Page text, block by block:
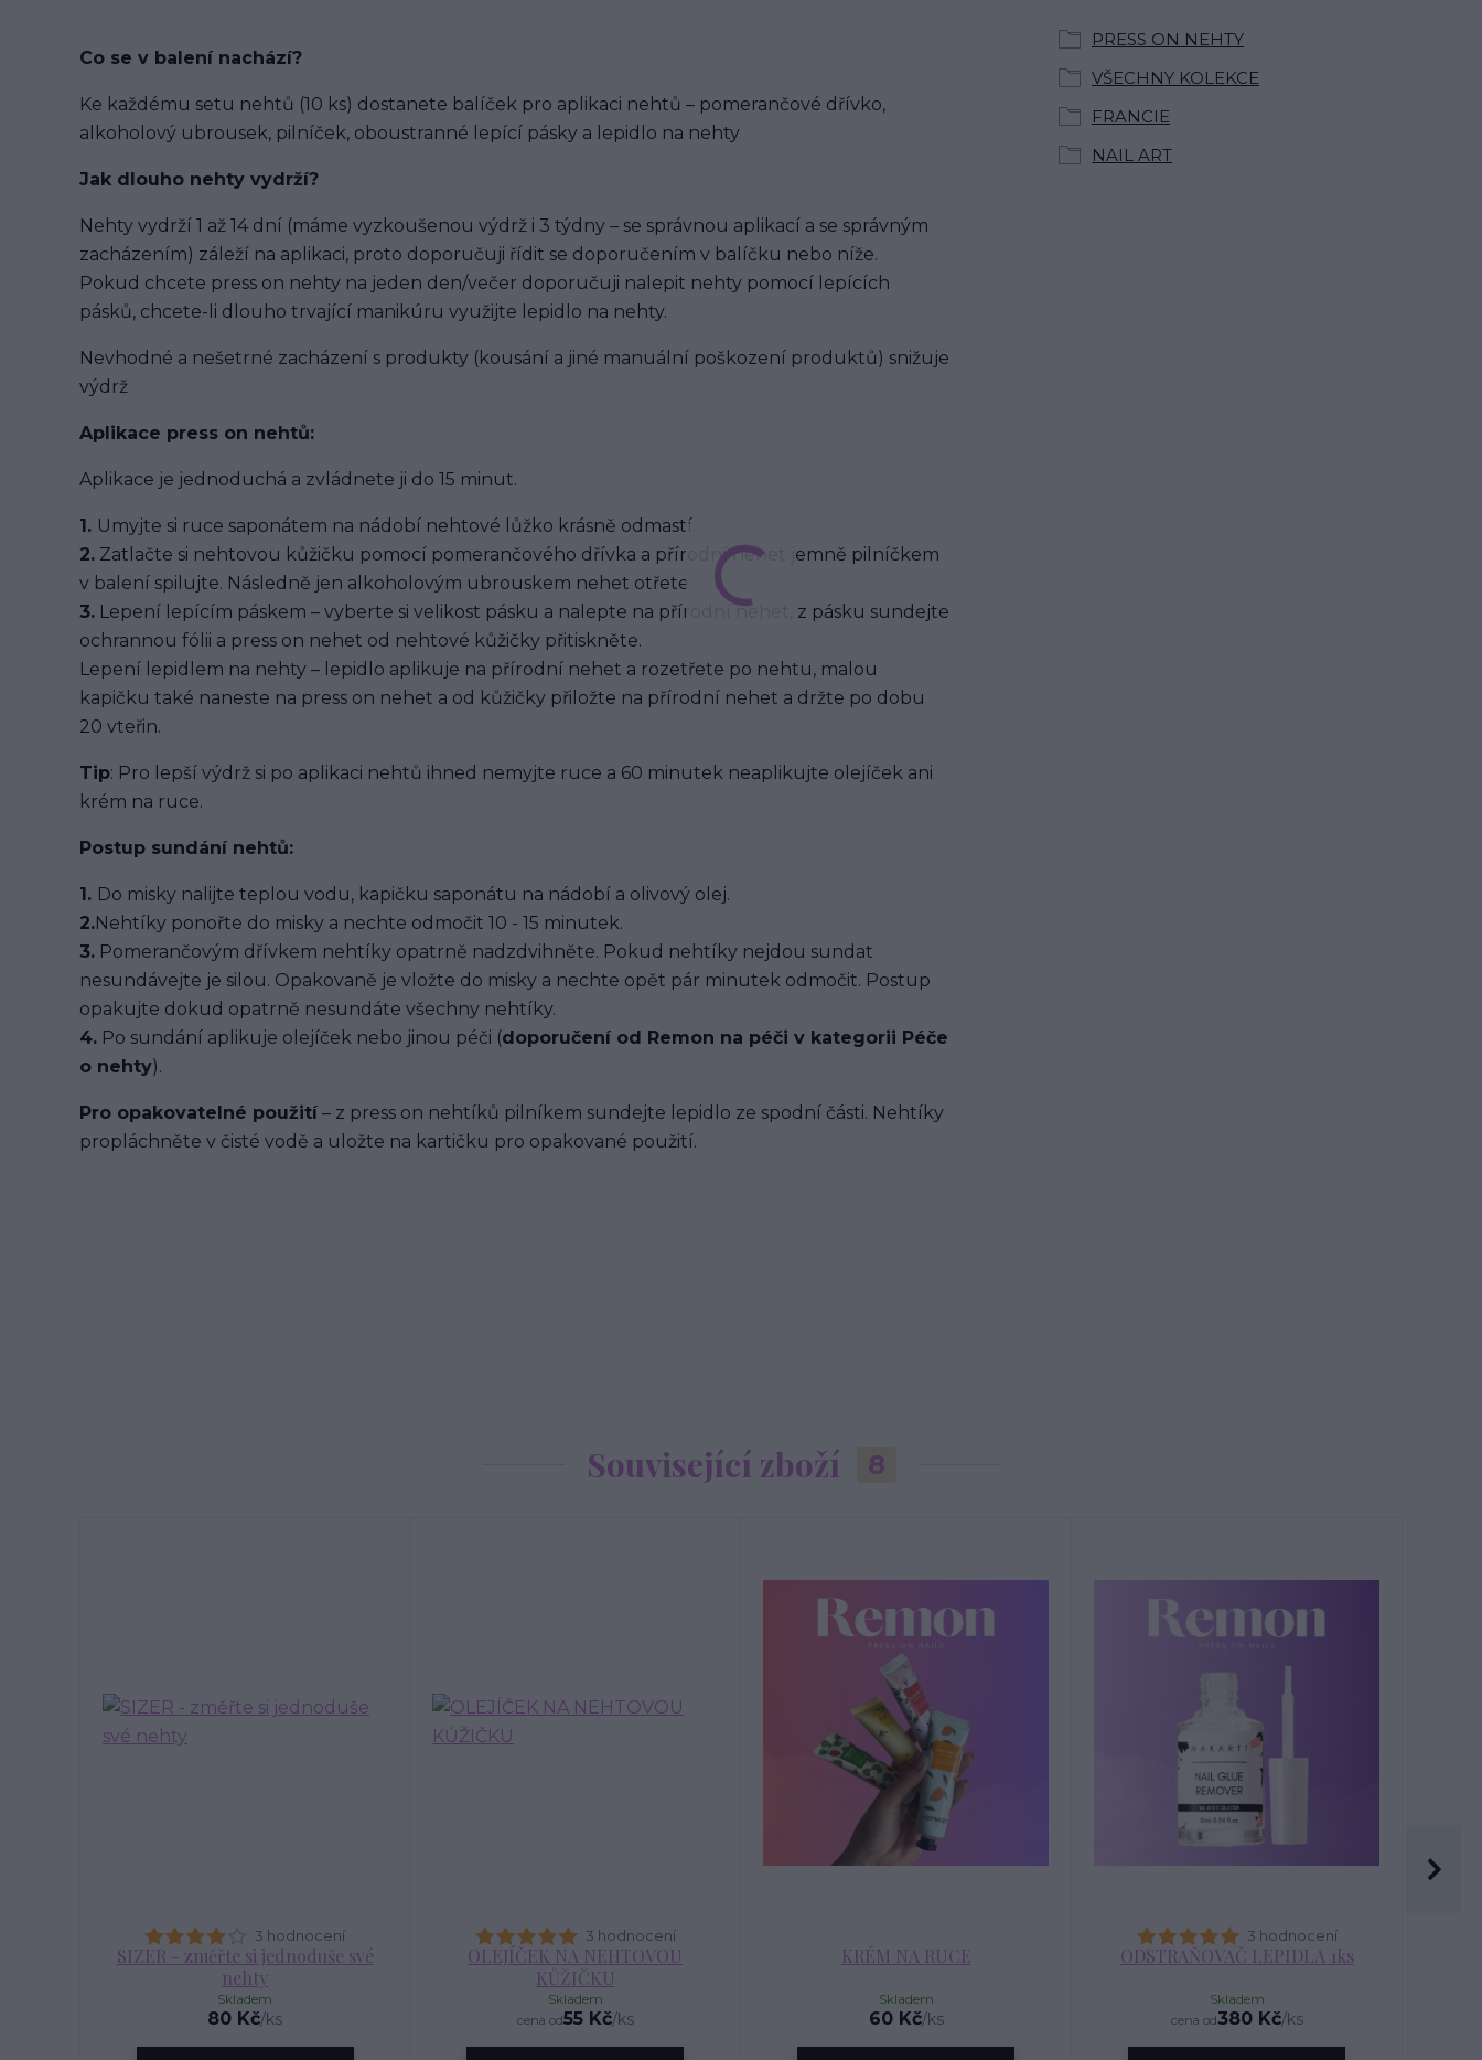
Co se v balení nachází?
Ke každému setu nehtů (10 ks) dostanete balíček pro aplikaci nehtů – pomerančové dřívko,
alkoholový ubrousek, pilníček, oboustranné lepící pásky a lepidlo na nehty
Jak dlouho nehty vydrží?
Nehty vydrží 1 až 14 dní (máme vyzkoušenou výdrž i 3 týdny – se správnou aplikací a se správným
zacházením) záleží na aplikaci, proto doporučuji řídit se doporučením v balíčku nebo níže.
Pokud chcete press on nehty na jeden den/večer doporučuji nalepit nehty pomocí lepících
pásků, chcete-li dlouho trvající manikúru využijte lepidlo na nehty.
Nevhodné a nešetrné zacházení s produkty (kousání a jiné manuální poškození produktů) snižuje
výdrž
Aplikace press on nehtů:
Aplikace je jednoduchá a zvládnete ji do 15 minut.
1. Umyjte si ruce saponátem na nádobí nehtové lůžko krásně odmastí.
2. Zatlačte si nehtovou kůžičku pomocí pomerančového dřívka a přírodní nehet jemně pilníčkem
v balení spilujte. Následně jen alkoholovým ubrouskem nehet otřete.
3. Lepení lepícím páskem – vyberte si velikost pásku a nalepte na přírodní nehet, z pásku sundejte
ochrannou fólii a press on nehet od nehtové kůžičky přitiskněte.
Lepení lepidlem na nehty – lepidlo aplikuje na přírodní nehet a rozetřete po nehtu, malou
kapičku také naneste na press on nehet a od kůžičky přiložte na přírodní nehet a držte po dobu
20 vteřin.
Tip: Pro lepší výdrž si po aplikaci nehtů ihned nemyjte ruce a 60 minutek neaplikujte olejíček ani
krém na ruce.
Postup sundání nehtů:
1. Do misky nalijte teplou vodu, kapičku saponátu na nádobí a olivový olej.
2.Nehtíky ponořte do misky a nechte odmočit 10 - 15 minutek.
3. Pomerančovým dřívkem nehtíky opatrně nadzdvihněte. Pokud nehtíky nejdou sundat
nesundávejte je silou. Opakovaně je vložte do misky a nechte opět pár minutek odmočit. Postup
opakujte dokud opatrně nesundáte všechny nehtíky.
4. Po sundání aplikuje olejíček nebo jinou péči (doporučení od Remon na péči v kategorii Péče
o nehty).
Pro opakovatelné použití – z press on nehtíků pilníkem sundejte lepidlo ze spodní části. Nehtíky
propláchněte v čisté vodě a uložte na kartičku pro opakované použití.
PRESS ON NEHTY
VŠECHNY KOLEKCE
FRANCIE
NAIL ART
Související zboží 8
3 hodnocení
SIZER - změřte si jednoduše své
nehty
80 Kč/ks
Skladem
3 hodnocení
OLEJÍČEK NA NEHTOVOU
KŮŽIČKU
cena od55 Kč/ks
Skladem
KRÉM NA RUCE
60 Kč/ks
Skladem
3 hodnocení
ODSTRAŇOVAČ LEPIDLA 1ks
cena od380 Kč/ks
Skladem